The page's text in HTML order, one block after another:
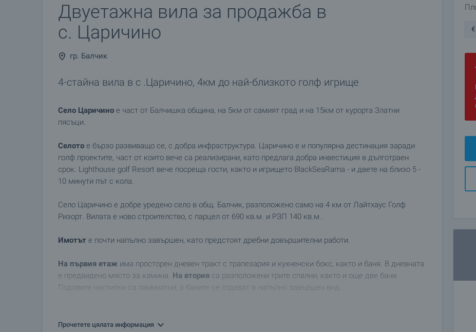
Двуетажна вила за продажба в
с. Царичино
гр. Балчик
4-стайна вила в с .Царичино, 4км до най-близкото голф игрище
Село Царичино е част от Балчишка община, на 5км от самият град и на 15км от курорта Златни
пясъци.
Селото е бързо развиващо се, с добра инфраструктура. Царичино е и популярна дестинация заради
голф проектите, част от които вече са реализирани, като предлага добра инвестиция в дълготраен
срок. Lighthouse golf Resort вече посреща гости, както и игрището BlackSeaRama - и двете на близо 5 -
10 минути път с кола.
Село Царичино е добре уредено село в общ. Балчик, разположено само на 4 км от Лайтхаус Голф
Ризорт. Вилата е ново строителство, с парцел от 690 кв.м. и РЗП 140 кв.м..
Имотът е почти напълно завършен, като предстоят дребни довършителни работи.
На първия етаж има просторен дневен тракт с трапезария и кухненски бокс, както и баня. В дневната
е предвидено място за камина. На втория са разположени трите спални, както и още две бани.
Подовите настилки са ламинатни, а баните се отдават в напълно завършен вид.
Прочетете цялата информация
€